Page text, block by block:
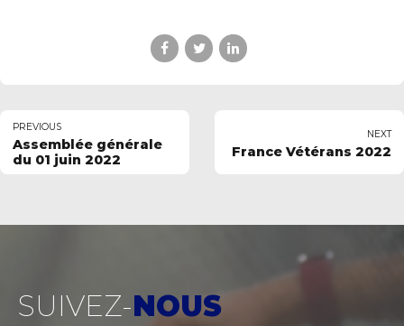
PREVIOUS
Assemblée générale
du 01 juin 2022
NEXT
France Vétérans 2022
SUIVEZ-NOUS